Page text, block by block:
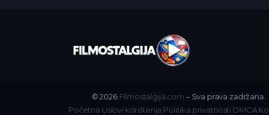
© 2026 Filmostalgija.com – Sva prava zadržana.
Početna Uslovi korištenja Politika privatnosti DMCA